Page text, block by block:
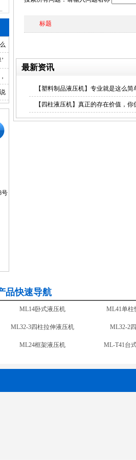
号
标题
最新资讯
【塑料制品液压机】专业就是这么简
【四柱液压机】真正的存在价值，你
品快速导航
ML71四柱复合材料液压机 ML32-3四
ML28框架液压机 固定工作台 ML24框
ML35龙门液压机 ML-CNC2